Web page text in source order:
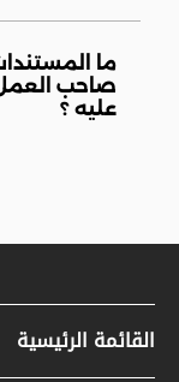
ما
صاحب العمل
عليه ؟
القائمة الرئيسية